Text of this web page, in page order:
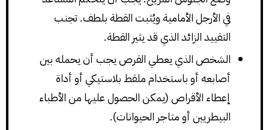
في الأرجل الأمامية ويُثبت القطة بلطف. تجنب
التقييد الزائد الذي قد يثير القطة.
الشخص الذي يعطي القرص يجب أن يحمله بين
أصابعه أو باستخدام ملقط بلاستيكي أو أداة
إعطاء الأقراص (يمكن الحصول عليها من الأطباء
البيطريين أو متاجر الحيوانات).